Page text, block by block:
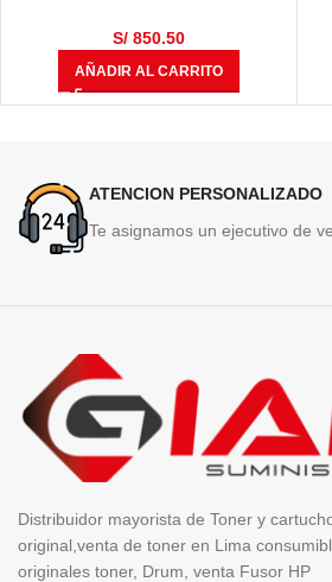
MULTIF, MFC-L8610CDW, MFC-
L8900CDW 50,000 Páginas
S/850.50
AÑADIR AL CARRITO
ATENCION PERSONALIZADO
Te asignamos un ejecutivo de
Distribuidor mayorista de Toner y
original,venta de toner en Lima
originales toner, Drum, venta Fusor HP